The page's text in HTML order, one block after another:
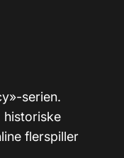
serien.
historiske
flerspiller